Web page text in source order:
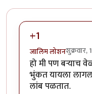
+1
जालिम लोशनशुक्रवार,
हो मी पण बर्‍याच
भुंकत यायला
लांब पळतात.